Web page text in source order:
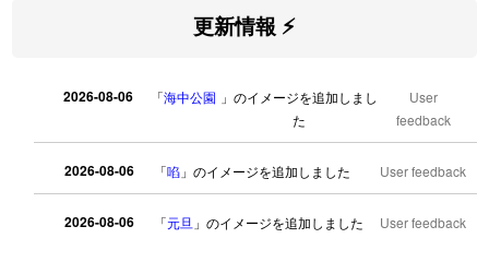
更新情報 ⚡
2026-08-06 「海中公園 」のイメージを追加しまし
た
User
feedback
2026-08-06 「啗 」のイメージを追加しました User feedback
2026-08-06 「元旦 」のイメージを追加しました User feedback